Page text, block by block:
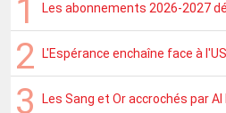
Les abonnements 2026-2027
L'Espérance enchaîne face à
Les Sang et Or accrochés par